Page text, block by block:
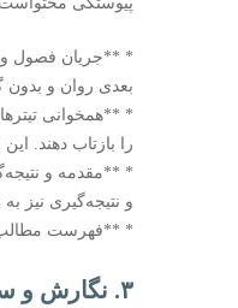
* **جریان فصول و
بعدی روان و بدون
* **همخوانی
را بازتاب دهند.
* **مقدمه و
و نتیجه‌گیری نیز
* **فهرست
۳. نگارش و سبک